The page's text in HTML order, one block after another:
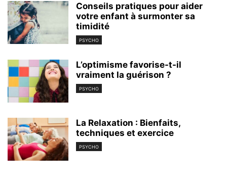
Conseils pratiques pour aider
votre enfant à surmonter sa
timidité
PSYCHO
L’optimisme favorise-t-il
vraiment la guérison ?
PSYCHO
La Relaxation : Bienfaits,
techniques et exercice
PSYCHO